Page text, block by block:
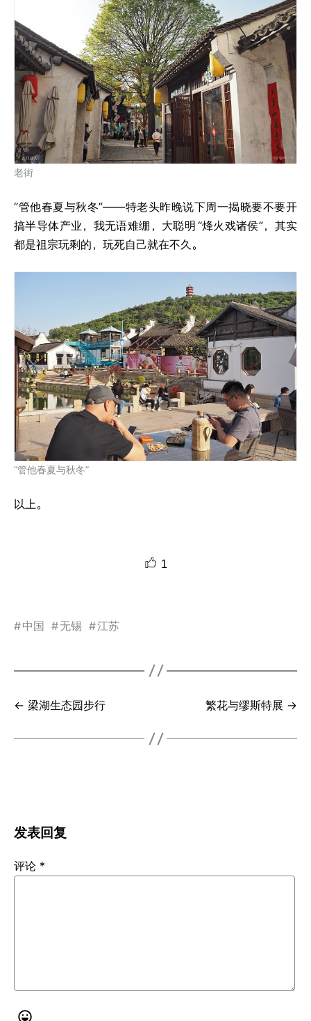
老街
“管他春夏与秋冬”——特老头昨晚说下周一揭晓要不要开
搞半导体产业，我无语难绷，大聪明 “烽火戏诸侯”，其实
都是祖宗玩剩的，玩死自己就在不久。
“管他春夏与秋冬”
以上。
1
#中国 #无锡 #江苏
← 梁湖生态园步行 繁花与缪斯特展 →
发表回复
评论 *